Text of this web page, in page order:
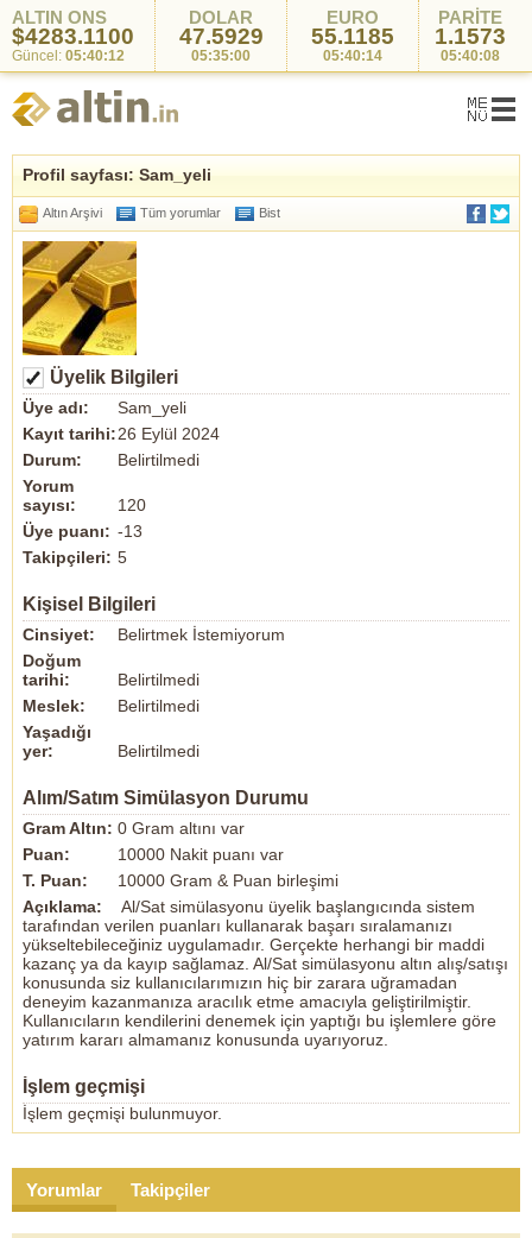
ALTIN ONS
$4283.1100
Güncel: 05:40:12
DOLAR
47.5929
05:35:00
EURO
55.1185
05:40:14
PARİTE
1.1573
05:40:08
Profil sayfası: Sam_yeli
Altın Arşivi Tüm yorumlar Bist
Üyelik Bilgileri
Üye adı:
Sam_yeli
Kayıt tarihi:26 Eylül 2024
Durum:
Belirtilmedi
Yorum
sayısı:
120
Üye puanı: -13
Takipçileri: 5
Kişisel Bilgileri
Cinsiyet:
Belirtmek İstemiyorum
Doğum
tarihi:
Belirtilmedi
Meslek:
Belirtilmedi
Yaşadığı
yer:
Belirtilmedi
Alım/Satım Simülasyon Durumu
Gram Altın: 0 Gram altını var
Puan:
10000 Nakit puanı var
T. Puan:
10000 Gram & Puan birleşimi
Açıklama:
Al/Sat simülasyonu üyelik başlangıcında sistem
tarafından verilen puanları kullanarak başarı sıralamanızı
yükseltebileceğiniz uygulamadır. Gerçekte herhangi bir maddi
kazanç ya da kayıp sağlamaz. Al/Sat simülasyonu altın alış/satışı
konusunda siz kullanıcılarımızın hiç bir zarara uğramadan
deneyim kazanmanıza aracılık etme amacıyla geliştirilmiştir.
Kullanıcıların kendilerini denemek için yaptığı bu işlemlere göre
yatırım kararı almamanız konusunda uyarıyoruz.
İşlem geçmişi
İşlem geçmişi bulunmuyor.
Yorumlar Takipçiler